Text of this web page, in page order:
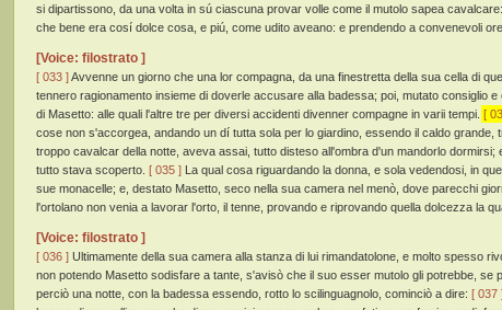
si dipartissono, da una volta in sú ciascuna provar volle come il mutolo sapea
che bene era cosí dolce cosa, e piú, come udito aveano: e prendendo a convenevoli
[Voice: filostrato ]
[ 033 ]Avvenne un giorno che una lor compagna, da una finestretta della sua cella di
tennero ragionamento insieme di doverle accusare alla badessa; poi, mutato consiglio
di Masetto: alle quali l'altre tre per diversi accidenti divenner compagne in varii tempi. [
cose non s'accorgea, andando un dí tutta sola per lo giardino, essendo il caldo grande,
troppo cavalcar della notte, aveva assai, tutto disteso all'ombra d'un mandorlo dormirsi;
tutto stava scoperto. [ 035 ] La qual cosa riguardando la donna, e sola vedendosi, in
sue monacelle; e, destato Masetto, seco nella sua camera nel menò, dove parecchi
l'ortolano non venia a lavorar l'orto, il tenne, provando e riprovando quella dolcezza la
[Voice: filostrato ]
[ 036 ] Ultimamente della sua camera alla stanza di lui rimandatolone, e molto spesso
non potendo Masetto sodisfare a tante, s'avisò che il suo esser mutolo gli potrebbe, se
perciò una notte, con la badessa essendo, rotto lo scilinguagnolo, cominciò a dire: [ 037